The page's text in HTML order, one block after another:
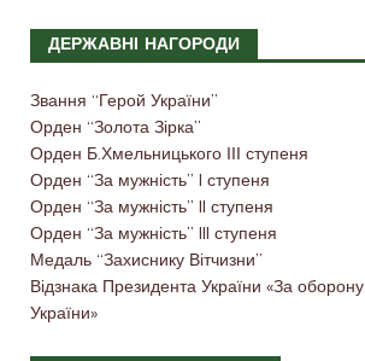
ДЕРЖАВНІ НАГОРОДИ
Звання “Герой України”
Орден “Золота Зірка”
Орден Б.Хмельницького ІІІ ступеня
Орден “За мужність” I ступеня
Орден “За мужність” II ступеня
Орден “За мужність” III ступеня
Медаль “Захиснику Вітчизни”
Відзнака Президента України «За оборону
України»